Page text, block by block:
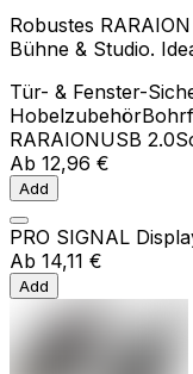
Robustes
Bühne & Studio.
Tür- & Fenster-
Hobelzubehör
RARAIONUSB 2.0
Ab 12,96 €
Add
PRO SIGNAL
Ab 14,11 €
Add